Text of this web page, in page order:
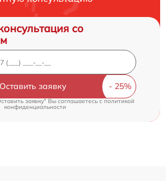
со
Оставить заявку
заявку" Вы соглашаетесь cполитикой
конфиденциальности